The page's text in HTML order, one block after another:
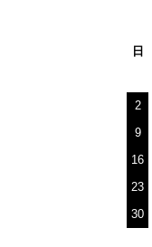
日
2
9
16
23
30